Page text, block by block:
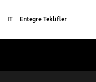
IT Entegre Teklifler